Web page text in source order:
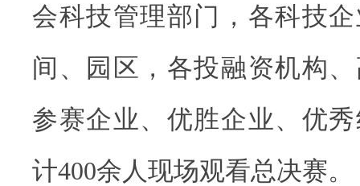
会科技管理部门，各科技
间、园区，各投融资机构
参赛企业、优胜企业、优
计400余人现场观看总决赛。